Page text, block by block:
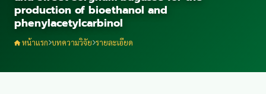
production of bioethanol and
phenylacetylcarbinol
หน้าแรก บทความวิจัย รายละเอียด